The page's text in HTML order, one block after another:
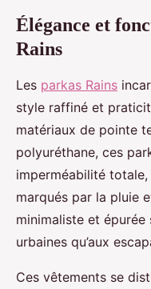
Élégance et
Rains
Les parkas Rains
style raffiné et
matériaux de pointe
polyuréthane, ces
imperméabilité
marqués par la pluie
minimaliste et épurée
urbaines qu’aux
Ces vêtements se